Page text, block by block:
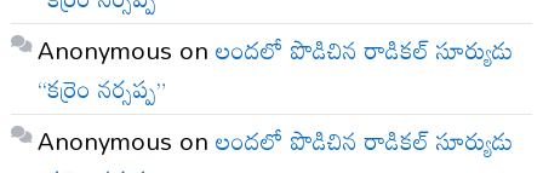
Anonymous onలందలో పొడిచిన రాడికల్ సూర్యుడు
“కర్రెం నర్సప్ప”
Anonymous onలందలో పొడిచిన రాడికల్ సూర్యుడు